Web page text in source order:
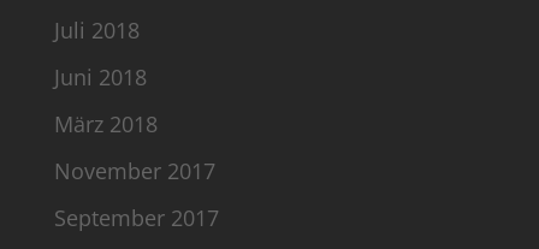
Juli 2018
Juni 2018
März 2018
November 2017
September 2017